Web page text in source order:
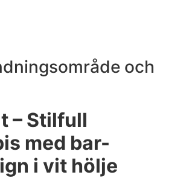
och
– Stilfull
med bar-
i vit hölje